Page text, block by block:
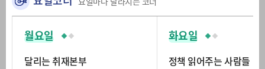
월요일
달리는 취재본부
화요일
정책 읽어주는 사람들